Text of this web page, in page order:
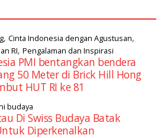
,Cinta Indonesia dengan Agustusan,
RI,Pengalaman dan Inspirasi
PMI bentangkan bendera
50 Meter di Brick Hill Hong
HUT RI ke 81
budaya
Di Swiss Budaya Batak
Diperkenalkan